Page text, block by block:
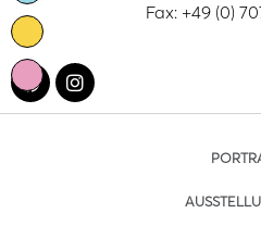
Fax: +49 (0)